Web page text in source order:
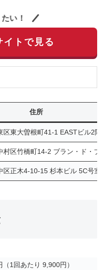
い！
イトで見る
住所
東大曽根町41-1 EASTビル2階
村区竹橋町14-2 ブラン・ド・
区正木4-10-15 杉本ビル 5C号室
1回あたり 9,900円）